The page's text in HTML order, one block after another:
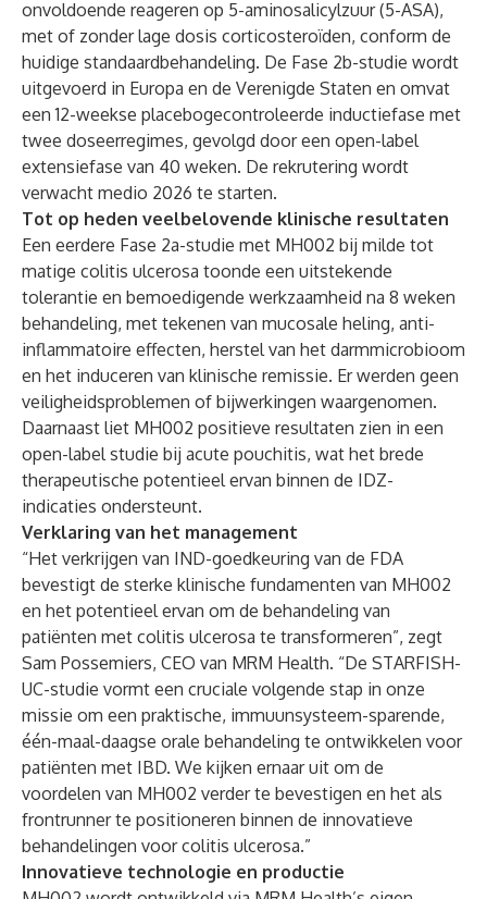
onvoldoende reageren op 5-aminosalicylzuur (5-ASA),
met of zonder lage dosis corticosteroïden, conform de
huidige standaardbehandeling. De Fase 2b-studie wordt
uitgevoerd in Europa en de Verenigde Staten en omvat
een 12-weekse placebogecontroleerde inductiefase met
twee doseerregimes, gevolgd door een open-label
extensiefase van 40 weken. De rekrutering wordt
verwacht medio 2026 te starten.
Tot op heden veelbelovende klinische resultaten
Een eerdere Fase 2a-studie met MH002 bij milde tot
matige colitis ulcerosa toonde een uitstekende
tolerantie en bemoedigende werkzaamheid na 8 weken
behandeling, met tekenen van mucosale heling, anti-
inflammatoire effecten, herstel van het darmmicrobioom
en het induceren van klinische remissie. Er werden geen
veiligheidsproblemen of bijwerkingen waargenomen.
Daarnaast liet MH002 positieve resultaten zien in een
open-label studie bij acute pouchitis, wat het brede
therapeutische potentieel ervan binnen de IDZ-
indicaties ondersteunt.
Verklaring van het management
“Het verkrijgen van IND-goedkeuring van de FDA
bevestigt de sterke klinische fundamenten van MH002
en het potentieel ervan om de behandeling van
patiënten met colitis ulcerosa te transformeren”, zegt
Sam Possemiers, CEO van MRM Health. “De STARFISH-
UC-studie vormt een cruciale volgende stap in onze
missie om een praktische, immuunsysteem-sparende,
één-maal-daagse orale behandeling te ontwikkelen voor
patiënten met IBD. We kijken ernaar uit om de
voordelen van MH002 verder te bevestigen en het als
frontrunner te positioneren binnen de innovatieve
behandelingen voor colitis ulcerosa.”
Innovatieve technologie en productie